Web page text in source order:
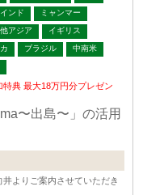
インド
ミャンマー
アジア
イギリス
ブラジル
中南米
典 最大18万円分プレゼン
〜出島〜」の活用
よりご案内させていただき